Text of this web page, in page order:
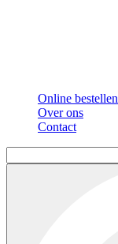
Online bestellen
Over ons
Contact